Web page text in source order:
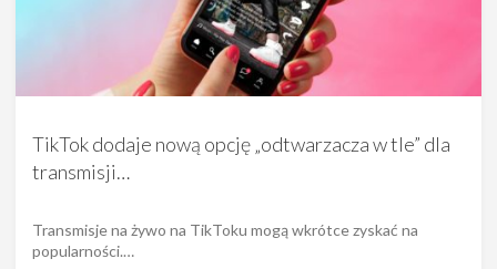
TikTok dodaje nową opcję „odtwarzacza w tle” dla
transmisji…
Transmisje na żywo na TikToku mogą wkrótce zyskać na
popularności.…